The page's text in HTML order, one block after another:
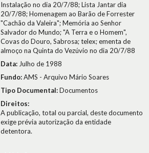
Instalação no dia 20/7/88; Lista Jantar dia
20/7/88; Homenagem ao Barão de Forrester
"Cachão da Valeira"; Memória ao Senhor
Salvador do Mundo; "A Terra e o Homem",
Covas do Douro, Sabrosa; telex; ementa de
almoço na Quinta do Vezúvio no dia 20/7/88
Data: Julho de 1988
Fundo:AMS - Arquivo Mário Soares
Tipo Documental:Documentos
Direitos:
A publicação, total ou parcial, deste documento
exige prévia autorização da entidade
detentora.